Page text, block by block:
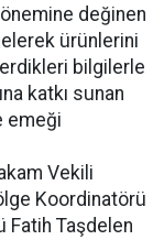
önemine değinen
ürünlerini
bilgilerle
katkı sunan
emeği
Vekili
Koordinatörü
Fatih Taşdelen